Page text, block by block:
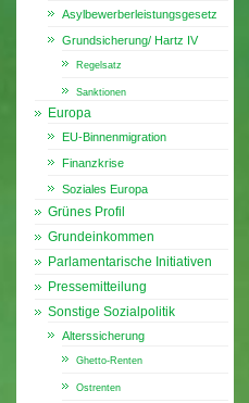
Asylbewerberleistungsgesetz
Grundsicherung/ Hartz IV
Regelsatz
Sanktionen
Europa
EU-Binnenmigration
Finanzkrise
Soziales Europa
Grünes Profil
Grundeinkommen
Parlamentarische Initiativen
Pressemitteilung
Sonstige Sozialpolitik
Alterssicherung
Ghetto-Renten
Ostrenten